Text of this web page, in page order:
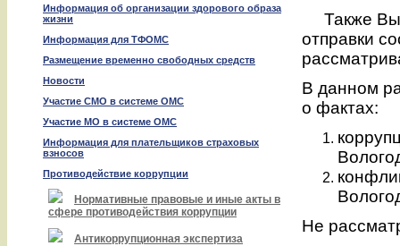
Информация об организации здорового образа
жизни
Информация для ТФОМС
Размещение временно свободных средств
Новости
Участие СМО в системе ОМС
Участие МО в системе ОМС
Информация для плательщиков страховых
взносов
Противодействие коррупции
Нормативные правовые и иные акты в
сфере противодействия коррупции
Антикоррупционная экспертиза
Также Вы
отправки
В данном
о фактах:
Не